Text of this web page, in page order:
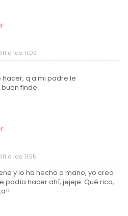
a las 11:09
q a mi padre le
finde
a las 11:55
y lo ha hecho a mano, yo creo
podía hacer ahí, jejeje. Qué rico,